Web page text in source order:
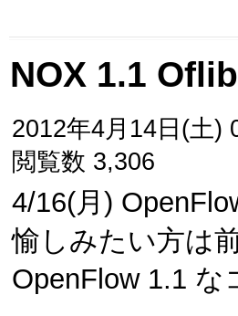
NOX 1.1
2012年4月14日(土)
閲覧数 3,306
4/16(月)
愉しみたい方は
OpenFlow 1.1